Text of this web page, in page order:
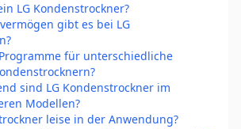
LG Kondenstrockner?
gibt es bei LG
für unterschiedliche
sind LG Kondenstrockner im
Modellen?
leise in der Anwendung?